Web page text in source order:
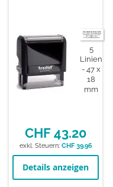
5
Linien
47 x
18
mm
CHF 43.20
CHF 39.96
Details anzeigen